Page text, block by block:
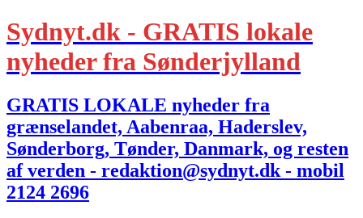
Sydnyt.dk - GRATIS lokale
nyheder fra Sønderjylland
GRATIS LOKALE nyheder fra
grænselandet, Aabenraa, Haderslev,
Sønderborg, Tønder, Danmark, og resten
af verden - redaktion@sydnyt.dk - mobil
2124 2696